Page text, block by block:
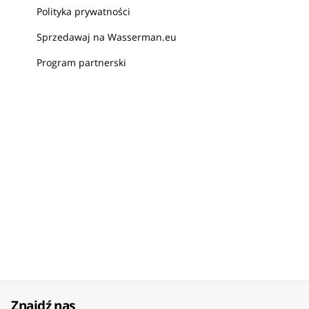
Polityka prywatności
Sprzedawaj na Wasserman.eu
Program partnerski